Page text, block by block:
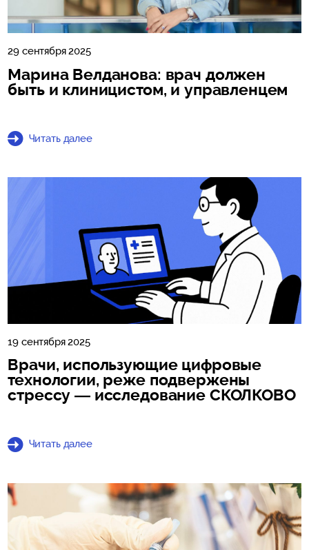
29 сентября 2025
Марина Велданова: врач должен
быть и клиницистом, и управленцем
Читать далее
19 сентября 2025
Врачи, использующие цифровые
технологии, реже подвержены
стрессу — исследование СКОЛКОВО
Читать далее